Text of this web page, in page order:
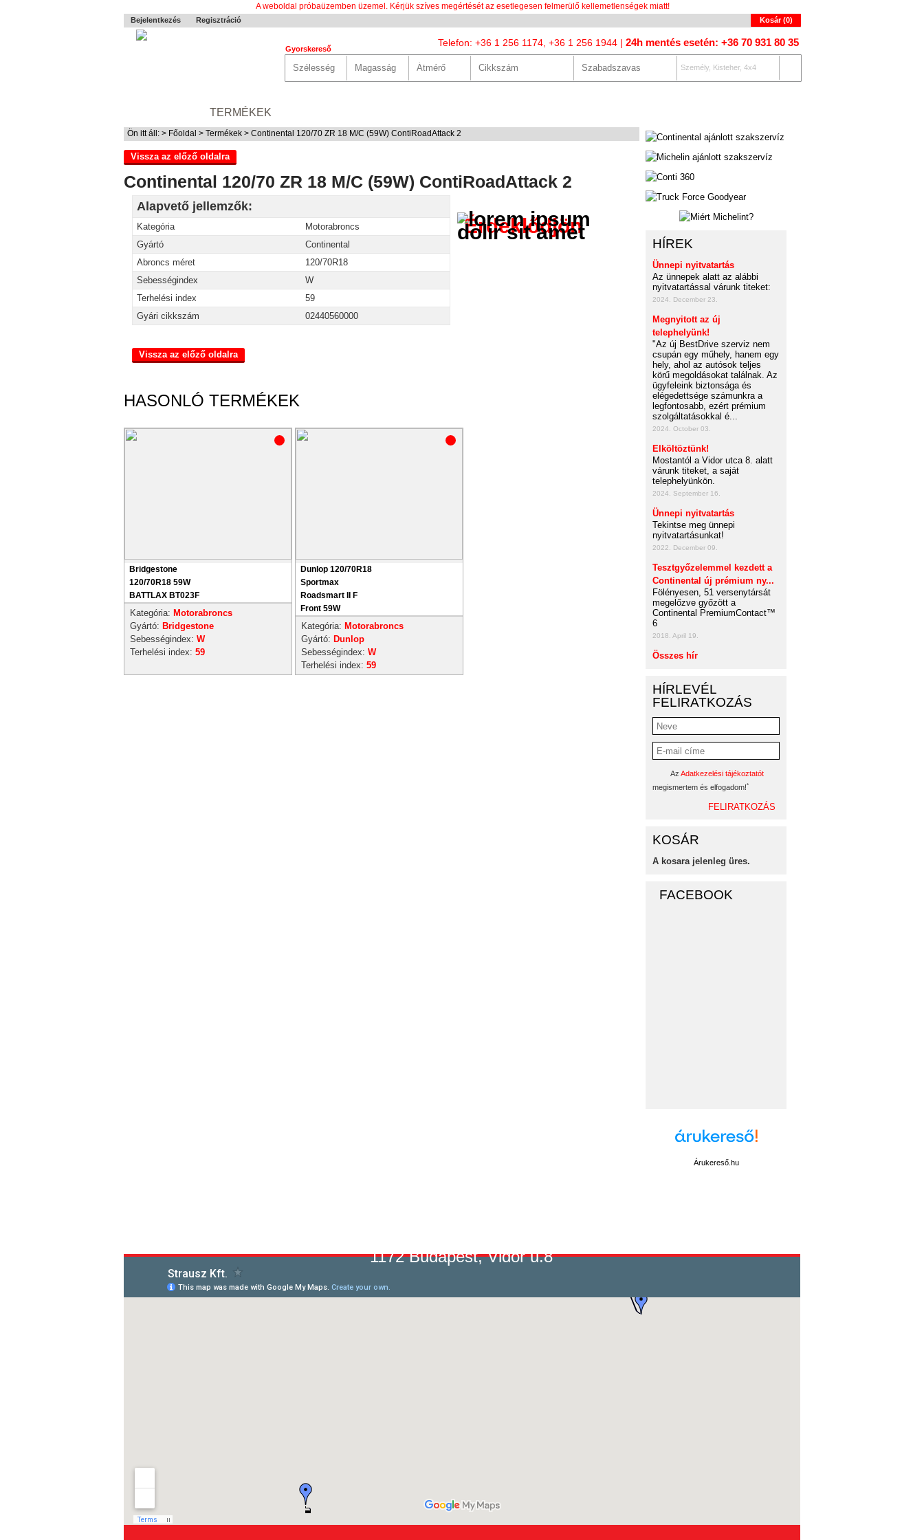
A weboldal próbaüzemben üzemel. Kérjük szíves megértését az esetlegesen felmerülő kellemetlenségek miatt!
Bejelentkezés Regisztráció Kosár (0)
Telefon: +36 1 256 1174, +36 1 256 1944 | 24h mentés esetén: +36 70 931 80 35
Gyorskereső
Személy, Kisteher, 4x4
TERMÉKEK
Ön itt áll: > Főoldal > Termékek > Continental 120/70 ZR 18 M/C (59W) ContiRoadAttack 2
Vissza az előző oldalra
Continental 120/70 ZR 18 M/C (59W) ContiRoadAttack 2
Alapvető jellemzők:
Kategória
Motorabroncs
Gyártó
Continental
Abroncs méret
120/70R18
Sebességindex
W
Terhelési index
59
Gyári cikkszám
02440560000
Vissza az előző oldalra
Érdeklődjön
HASONLÓ TERMÉKEK
Bridgestone
120/70R18 59W
BATTLAX BT023F
Kategória: Motorabroncs
Gyártó: Bridgestone
Sebességindex: W
Terhelési index: 59
Dunlop 120/70R18
Sportmax
Roadsmart II F
Front 59W
Kategória: Motorabroncs
Gyártó: Dunlop
Sebességindex: W
Terhelési index: 59
HÍREK
Ünnepi nyitvatartás
Az ünnepek alatt az alábbi
nyitvatartással várunk titeket:
2024. December 23.
Megnyitott az új
telephelyünk!
"Az új BestDrive szerviz nem
csupán egy műhely, hanem egy
hely, ahol az autósok teljes
körű megoldásokat találnak. Az
ügyfeleink biztonsága és
elégedettsége számunkra a
legfontosabb, ezért prémium
szolgáltatásokkal é...
2024. October 03.
Elköltöztünk!
Mostantól a Vidor utca 8. alatt
várunk titeket, a saját
telephelyünkön.
2024. September 16.
Ünnepi nyitvatartás
Tekintse meg ünnepi
nyitvatartásunkat!
2022. December 09.
Tesztgyőzelemmel kezdett a
Continental új prémium ny...
Fölényesen, 51 versenytársát
megelőzve győzött a
Continental PremiumContact™
6
2018. April 19.
Összes hír
HÍRLEVÉL
FELIRATKOZÁS
Az Adatkezelési tájékoztatót
megismertem és elfogadom!*
KOSÁR
A kosara jelenleg üres.
FACEBOOK
Árukereső.hu
1172 Budapest, Vidor u.8